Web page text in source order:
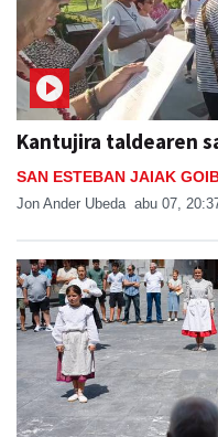
Kantujira taldearen
SAN ESTEBAN JAIAK
Jon Ander Ubeda abu 07,